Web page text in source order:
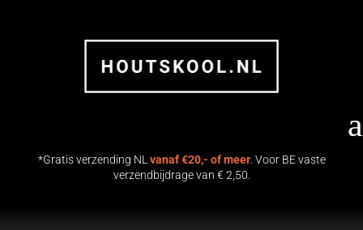
a
*Gratis verzending NLvanaf €20,- of meer. Voor BE vaste
verzendbijdrage van € 2,50.